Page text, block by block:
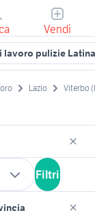
Vendi
lavoro pulizie
Lazio Viterbo
Filtri